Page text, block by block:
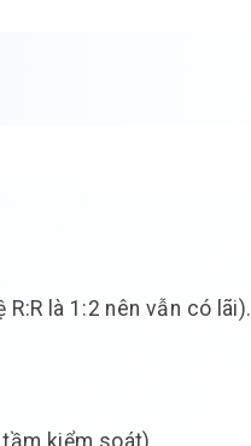
là 1:2 nên vẫn có lãi).